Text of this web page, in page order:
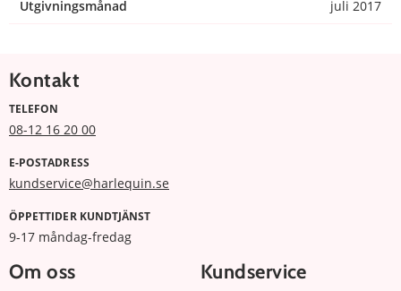
Utgivningsmånad juli 2017
Kontakt
TELEFON
08-12 16 20 00
E-POSTADRESS
kundservice@harlequin.se
ÖPPETTIDER KUNDTJÄNST
9-17 måndag-fredag
Om oss Kundservice